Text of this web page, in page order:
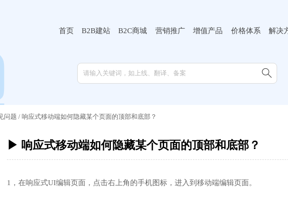
首页 B2B建站 B2C商城 营销推广 增值产品 价格体系 解决

问题 / 响应式移动端如何隐藏某个页面的顶部和底部？
▶ 响应式移动端如何隐藏某个页面的顶部和底部？
1，在响应式UI编辑页面，点击右上角的手机图标，进入到移动端编辑页面。